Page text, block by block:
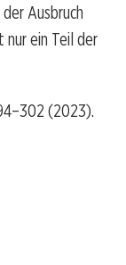
Ausbruch
nur ein Teil der
(2023).